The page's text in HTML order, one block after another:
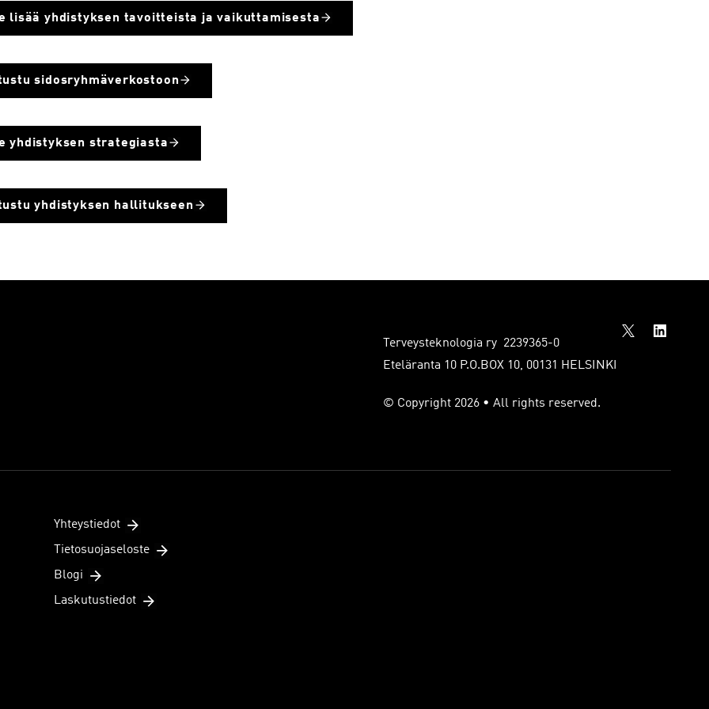
lisää yhdistyksen tavoitteista ja vaikuttamisesta
sidosryhmäverkostoon
yhdistyksen strategiasta
yhdistyksen hallitukseen
Terveysteknologia ry 2239365-0
Eteläranta 10 P.O.BOX 10, 00131 HELSINKI
© Copyright 2026 • All rights reserved.
Yhteystiedot
Tietosuojaseloste
Blogi
Laskutustiedot